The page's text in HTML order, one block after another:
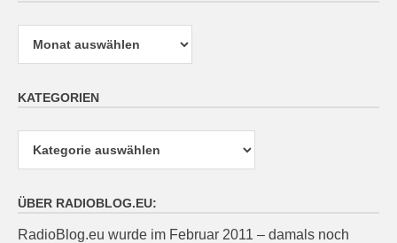
Archiv
KATEGORIEN
ÜBER RADIOBLOG.EU:
RadioBlog.eu wurde im Februar 2011 – damals noch